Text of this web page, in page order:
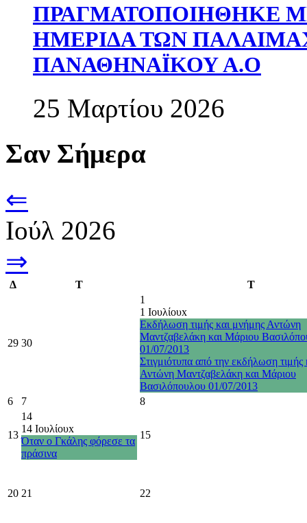
ΠΡΑΓΜΑΤΟΠΟΙΗΘΗΚΕ
ΗΜΕΡΙΔΑ ΤΩΝ
ΠΑΝΑΘΗΝΑΪΚΟΥ Α.Ο
25 Μαρτίου 2026
Σαν Σήμερα
⇐
Ιούλ 2026
⇒
Δ Τ Τ
29 30
1
1 Ιουλίουx
Εκδήλωση τιμής και μνήμης Αντώνη
Μαντζαβελάκη και Μάριου
01/07/2013
Στιγμιότυπα από την εκδήλωση τιμής
Αντώνη Μαντζαβελάκη και Μάριου
Βασιλόπουλου 01/07/2013
6
7 8
13
14
14 Ιουλίουx
Όταν ο Γκάλης φόρεσε τα
πράσινα
15
20 21 22